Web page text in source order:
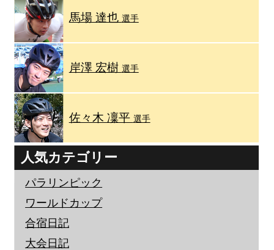
馬場 達也 選手
岸澤 宏樹 選手
佐々木 凜平 選手
人気カテゴリー
パラリンピック
ワールドカップ
合宿日記
大会日記